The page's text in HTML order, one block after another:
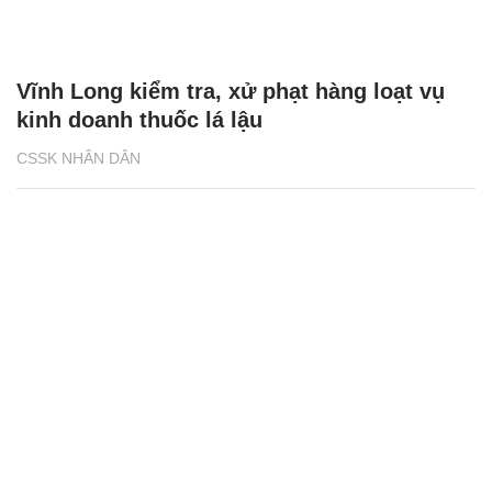
CSSK NHÂN DÂN
Vĩnh Long kiểm tra, xử phạt hàng loạt vụ
kinh doanh thuốc lá lậu